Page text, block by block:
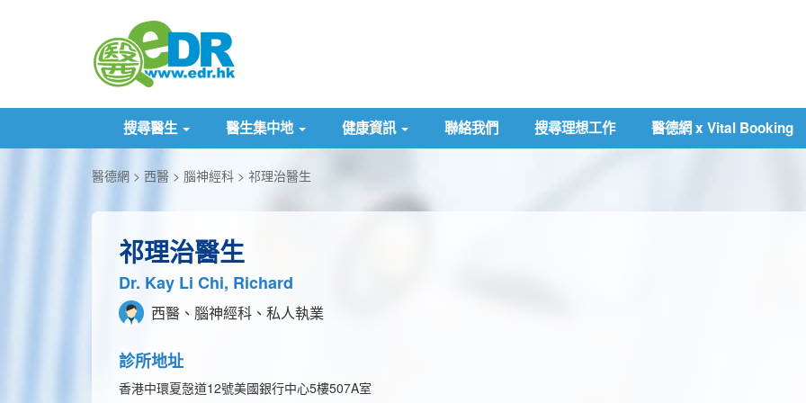
搜尋醫生 醫生集中地 健康資訊 聯絡我們 搜尋理想工作 醫德網 x Vital Booking
醫德網 西醫 腦神經科 祁理治醫生
祁理治醫生
Dr. Kay Li Chi, Richard
西醫、腦神經科、私人執業
診所地址
香港中環夏愨道12號美國銀行中心5樓507A室